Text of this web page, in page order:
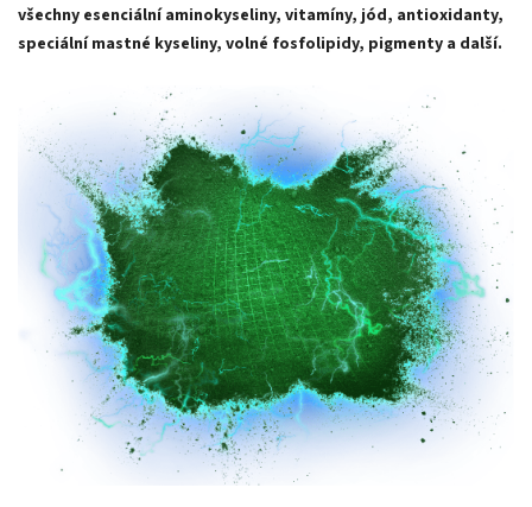
všechny esenciální aminokyseliny, vitamíny, jód, antioxidanty,
speciální mastné kyseliny, volné fosfolipidy, pigmenty a další.